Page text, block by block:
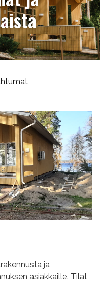
ja
asiakkaille. Tilat